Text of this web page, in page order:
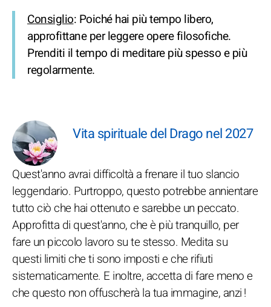
Consiglio: Poiché hai più tempo libero,
approfittane per leggere opere filosofiche.
Prenditi il tempo di meditare più spesso e più
regolarmente.
Vita spirituale del Drago nel 2027
Quest'anno avrai difficoltà a frenare il tuo slancio
leggendario. Purtroppo, questo potrebbe annientare
tutto ciò che hai ottenuto e sarebbe un peccato.
Approfitta di quest'anno, che è più tranquillo, per
fare un piccolo lavoro su te stesso. Medita su
questi limiti che ti sono imposti e che rifiuti
sistematicamente. E inoltre, accetta di fare meno e
che questo non offuscherà la tua immagine, anzi !